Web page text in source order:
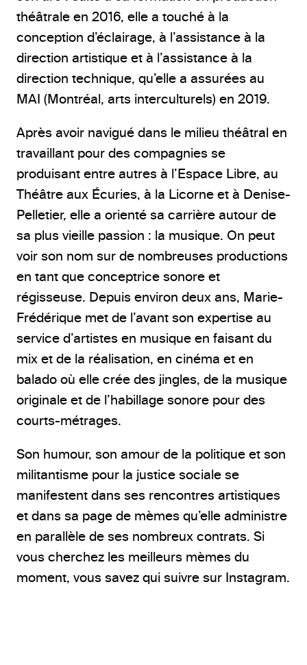
théâtrale en 2016, elle a touché à la
conception d’éclairage, à l’assistance à la
direction artistique et à l’assistance à la
direction technique, qu’elle a assurées au
MAI (Montréal, arts interculturels) en 2019.
Après avoir navigué dans le milieu théâtral en
travaillant pour des compagnies se
produisant entre autres à l’Espace Libre, au
Théâtre aux Écuries, à la Licorne et à Denise-
Pelletier, elle a orienté sa carrière autour de
sa plus vieille passion : la musique. On peut
voir son nom sur de nombreuses productions
en tant que conceptrice sonore et
régisseuse. Depuis environ deux ans, Marie-
Frédérique met de l’avant son expertise au
service d’artistes en musique en faisant du
mix et de la réalisation, en cinéma et en
balado où elle crée des jingles, de la musique
originale et de l’habillage sonore pour des
courts-métrages.
Son humour, son amour de la politique et son
militantisme pour la justice sociale se
manifestent dans ses rencontres artistiques
et dans sa page de mèmes qu’elle administre
en parallèle de ses nombreux contrats. Si
vous cherchez les meilleurs mèmes du
moment, vous savez qui suivre sur Instagram.